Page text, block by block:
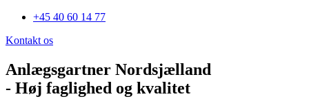
+45 40 60 14 77
Kontakt os
Anlægsgartner Nordsjælland
- Høj faglighed og kvalitet